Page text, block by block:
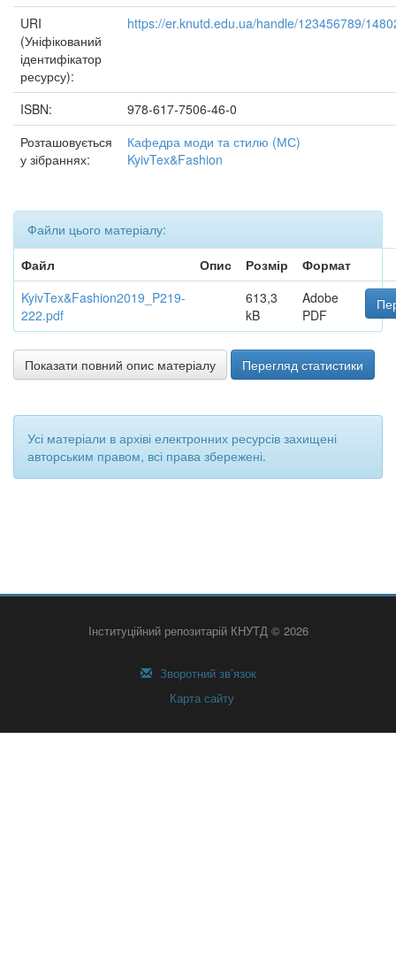
URI
(Уніфікований
ідентифікатор
ресурсу):
https://er.knutd.edu.ua/handle/123456789/
ISBN:
978-617-7506-46-0
Розташовується
у зібраннях:
Кафедра моди та стилю (МС)
KyivTex&Fashion
Файли цього матеріалу:
Файл
Опис Розмір
Формат
KyivTex&Fashion2019_P219-
222.pdf
613,3
kB
Adobe
PDF
Показати повний опис матеріалу Перегляд статистики
Усі матеріали в архіві електронних ресурсів захищені
авторським правом, всі права збережені.
Інституційний репозитарій КНУТД © 2026
Зворотний зв’язок
Карта сайту